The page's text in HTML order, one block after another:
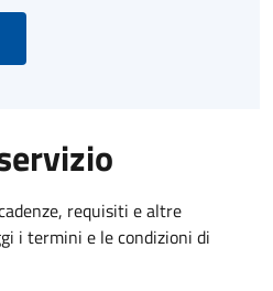
requisiti e altre
i termini e le condizioni di